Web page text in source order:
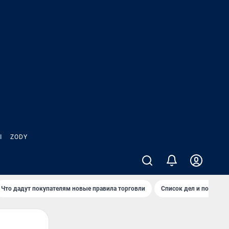
ZODY
Что дадут покупателям новые правила торговли Список дел и покупок